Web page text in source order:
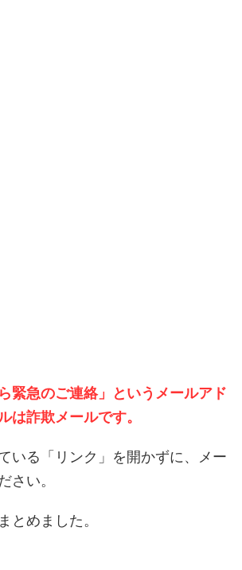
緊急のご連絡」
というメールアド
は詐欺メールです。
いる「リンク」を開かずに、メー
さい。
とめました。